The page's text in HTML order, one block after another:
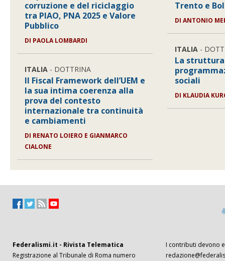
corruzione e del riciclaggio
tra PIAO, PNA 2025 e Valore
Pubblico
DI PAOLA LOMBARDI
ITALIA - DOTTRINA
Il Fiscal Framework dell’UEM e
la sua intima coerenza alla
prova del contesto
internazionale tra continuità
e cambiamenti
DI RENATO LOIERO E GIANMARCO
CIALONE
Trento e
DIANTONIO
ITALIA -
La
sociali
DI KLAUDIA
Federalismi.it - Rivista Telematica
Registrazione al Tribunale di Roma numero
I contributi devono